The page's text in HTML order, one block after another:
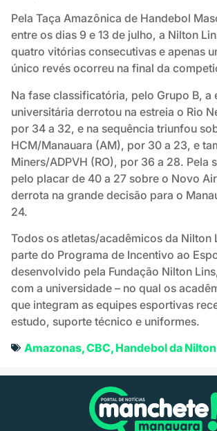
Pela Taça Amazônica de Handebol
entre os dias 9 e 13 de julho, a Nilton
quatro vitórias consecutivas e apenas
único revés ocorreu na final da
Na fase classificatória, pelo Grupo B, a
universitária derrotou na estreia o Rio
por 34 a 32, e na sequência triunfou
HCM/Manauara (AM), por 30 a 23, e
Miners/ADPVH (RO), por 36 a 28. Pela
pelo placar de 40 a 27 sobre o Novo
derrota na grande decisão para o
24.
Todos os atletas/acadêmicos da Nilton
parte do Programa de Incentivo ao
desenvolvido pela Fundação Nilton
com a universidade – no qual os
que integram as equipes esportivas
estudo, suporte técnico e uniformes.
Amazonas,CBC,Handebol da